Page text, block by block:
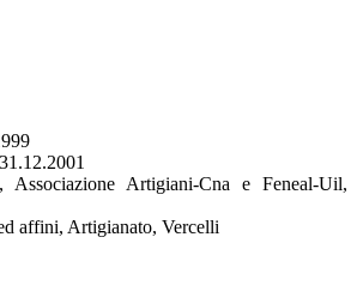
Associazione Artigiani-Cna e Feneal-Uil,
affini, Artigianato, Vercelli